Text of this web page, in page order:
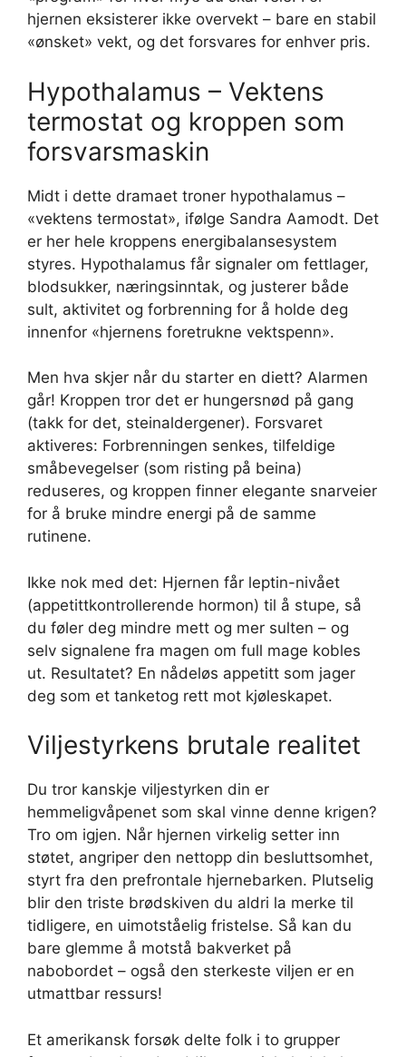
hjernen eksisterer ikke overvekt – bare en stabil
«ønsket» vekt, og det forsvares for enhver pris.
Hypothalamus – Vektens
termostat og kroppen som
forsvarsmaskin
Midt i dette dramaet troner hypothalamus –
«vektens termostat», ifølge Sandra Aamodt. Det
er her hele kroppens energibalansesystem
styres. Hypothalamus får signaler om fettlager,
blodsukker, næringsinntak, og justerer både
sult, aktivitet og forbrenning for å holde deg
innenfor «hjernens foretrukne vektspenn».
Men hva skjer når du starter en diett? Alarmen
går! Kroppen tror det er hungersnød på gang
(takk for det, steinaldergener). Forsvaret
aktiveres: Forbrenningen senkes, tilfeldige
småbevegelser (som risting på beina)
reduseres, og kroppen finner elegante snarveier
for å bruke mindre energi på de samme
rutinene.
Ikke nok med det: Hjernen får leptin-nivået
(appetittkontrollerende hormon) til å stupe, så
du føler deg mindre mett og mer sulten – og
selv signalene fra magen om full mage kobles
ut. Resultatet? En nådeløs appetitt som jager
deg som et tanketog rett mot kjøleskapet.
Viljestyrkens brutale realitet
Du tror kanskje viljestyrken din er
hemmeligvåpenet som skal vinne denne krigen?
Tro om igjen. Når hjernen virkelig setter inn
støtet, angriper den nettopp din besluttsomhet,
styrt fra den prefrontale hjernebarken. Plutselig
blir den triste brødskiven du aldri la merke til
tidligere, en uimotståelig fristelse. Så kan du
bare glemme å motstå bakverket på
nabobordet – også den sterkeste viljen er en
utmattbar ressurs!
Et amerikansk forsøk delte folk i to grupper